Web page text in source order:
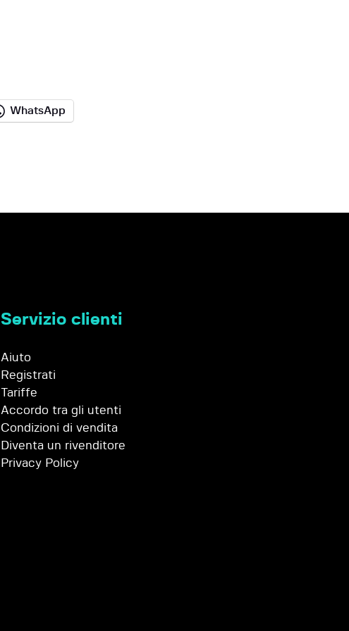
WhatsApp
Servizio clienti
Aiuto
Registrati
Tariffe
Accordo tra gli utenti
Condizioni di vendita
Diventa un rivenditore
Privacy Policy